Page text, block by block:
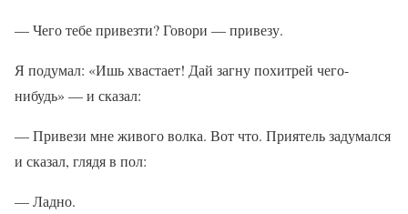
— Чего тебе привезти? Говори — привезу.
Я подумал: «Ишь хвастает! Дай загну похитрей чего-
нибудь» — и сказал:
— Привези мне живого волка. Вот что. Приятель задумался
и сказал, глядя в пол:
— Ладно.